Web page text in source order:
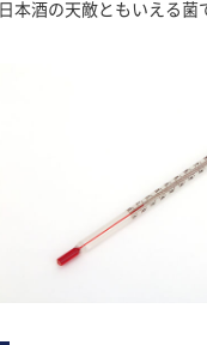
日本酒の天敵ともいえる菌